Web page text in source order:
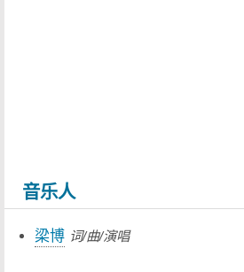
音乐人
梁博 词/曲/演唱